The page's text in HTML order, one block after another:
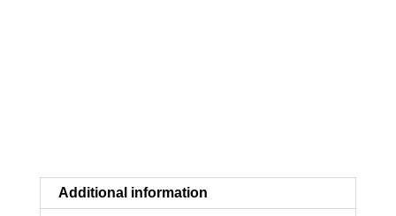
Additional information